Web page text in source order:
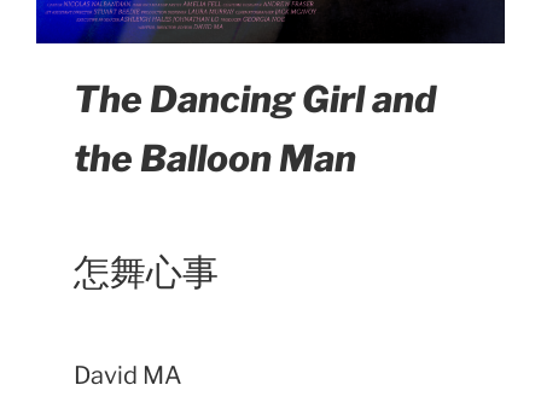
The Dancing Girl and
the Balloon Man
怎舞心事
David MA